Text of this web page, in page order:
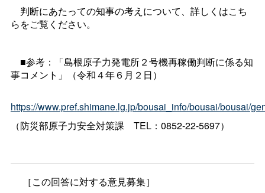
判断にあたっての知事の考えについて、詳しくはこち
らをご覧ください。
■参考：「島根原子力発電所２号機再稼働判断に係る知
事コメント」（令和４年６月２日）
https://www.pref.shimane.lg.jp/bousai_info/bousai/bousai/
（防災部原子力安全対策課 TEL：0852-22-5697）
［この回答に対する意見募集］